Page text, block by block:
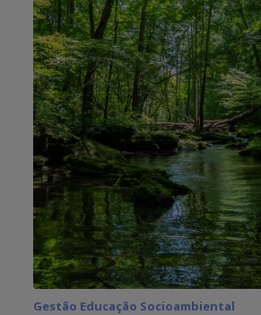
Gestão Educação Socioambiental